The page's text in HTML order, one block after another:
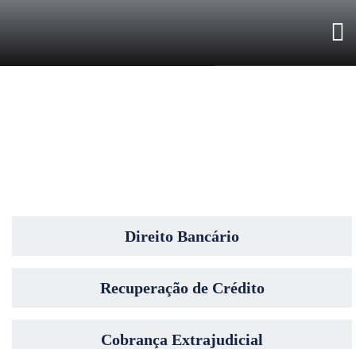
Direito Bancário
Recuperação de Crédito
Cobrança Extrajudicial